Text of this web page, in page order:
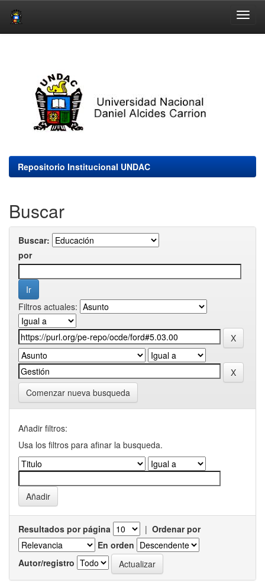
Repositorio Institucional UNDAC
Buscar
Buscar:
por
Filtros actuales:
Comenzar nueva busqueda
Añadir filtros:
Usa los filtros para afinar la busqueda.
Resultados por página | Ordenar por
En orden
Autor/registro